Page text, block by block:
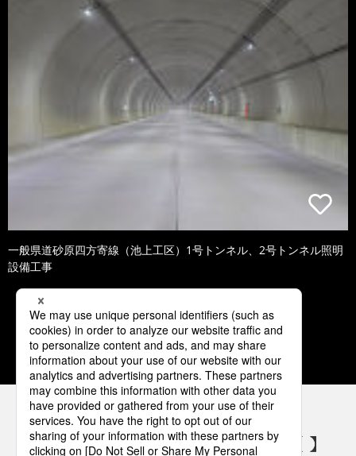
一般県道砂原四方寄線（池上工区）1号トンネル、2号トンネル照明
設備工事
1 2 3 4 5
パナソニックの電気設備 SNSアカウント